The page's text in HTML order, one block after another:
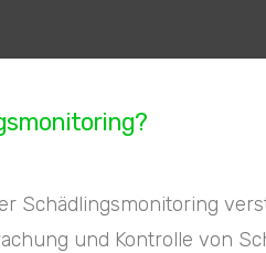
Schädlingsmonitoring
und Kontrolle von